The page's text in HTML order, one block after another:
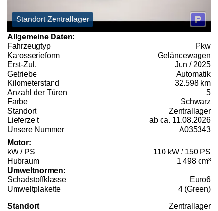
Standort Zentrallager
Allgemeine Daten:
Fahrzeugtyp
Pkw
Karosserieform
Geländewagen
Erst-Zul.
Jun / 2025
Getriebe
Automatik
Kilometerstand
32.598 km
Anzahl der Türen
5
Farbe
Schwarz
Standort
Zentrallager
Lieferzeit
ab ca. 11.08.2026
Unsere Nummer
A035343
Motor:
kW / PS
110 kW / 150 PS
Hubraum
1.498 cm³
Umweltnormen:
Schadstoffklasse
Euro6
Umweltplakette
4 (Green)
Standort Zentrallager